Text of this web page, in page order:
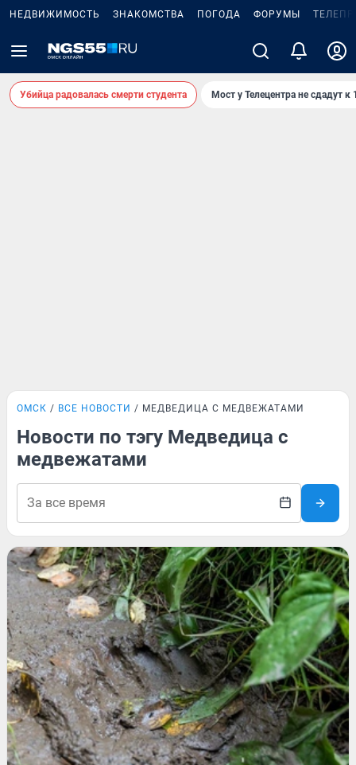
НЕДВИЖИМОСТЬ ЗНАКОМСТВА ПОГОДА ФОРУМЫ
Убийца радовалась смерти студента Мост у Телецентра не сдадут к
ОМСК ВСЕ НОВОСТИ МЕДВЕДИЦА С МЕДВЕЖАТАМИ
Новости по тэгу Медведица с
медвежатами